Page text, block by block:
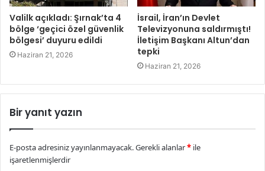
Valilk açıkladı: Şırnak’ta 4
bölge ‘geçici özel güvenlik
bölgesi’ duyuru edildi
Haziran 21, 2026
İsrail, İran’ın Devlet
Televizyonuna saldırmıştı!
İletişim Başkanı Altun’dan
tepki
Haziran 21, 2026
Bir yanıt yazın
E-posta adresiniz yayınlanmayacak.Gerekli alanlar* ile
işaretlenmişlerdir